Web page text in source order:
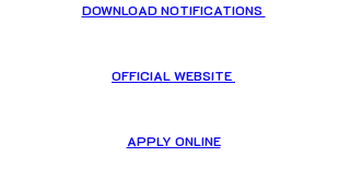
DOWNLOAD NOTIFICATIONS
OFFICIAL WEBSITE
APPLY ONLINE